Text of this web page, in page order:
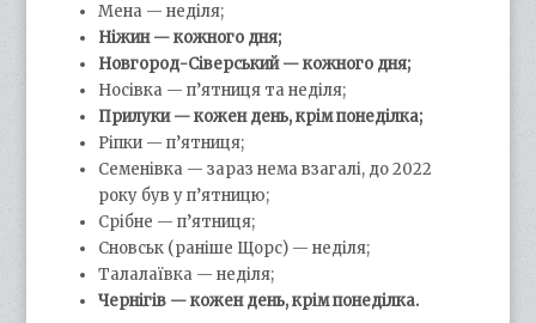
Мена — неділя;
Ніжин — кожного дня;
Новгород-Сіверський — кожного дня;
Носівка — п’ятниця та неділя;
Прилуки — кожен день, крім понеділка;
Ріпки — п’ятниця;
Семенівка — зараз нема взагалі, до 2022
року був у п’ятницю;
Срібне — п’ятниця;
Сновськ (раніше Щорс) — неділя;
Талалаївка — неділя;
Чернігів — кожен день, крім понеділка.